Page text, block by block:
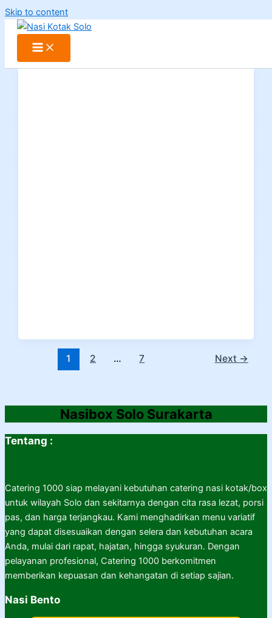
Skip to content
1 2 … 7 Next →
Nasibox Solo Surakarta
Tentang :
Catering 1000 siap melayani kebutuhan catering nasi kotak/box
untuk wilayah Solo dan sekitarnya dengan cita rasa lezat, porsi
pas, dan harga terjangkau. Kami menghadirkan menu variatif
yang dapat disesuaikan dengan selera dan kebutuhan acara
Anda, mulai dari rapat, hajatan, hingga syukuran. Dengan
pelayanan profesional, Catering 1000 berkomitmen
memberikan kepuasan dan kehangatan di setiap sajian.
Nasi Bento